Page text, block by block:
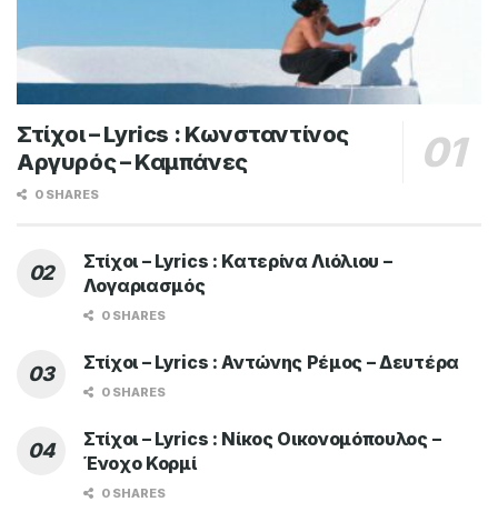
Στίχοι – Lyrics : Κωνσταντίνος
Αργυρός – Καμπάνες
0 SHARES
Στίχοι – Lyrics : Κατερίνα Λιόλιου –
Λογαριασμός
0 SHARES
Στίχοι – Lyrics : Αντώνης Ρέμος – Δευτέρα
0 SHARES
Στίχοι – Lyrics : Νίκος Οικονομόπουλος –
Ένοχο Κορμί
0 SHARES